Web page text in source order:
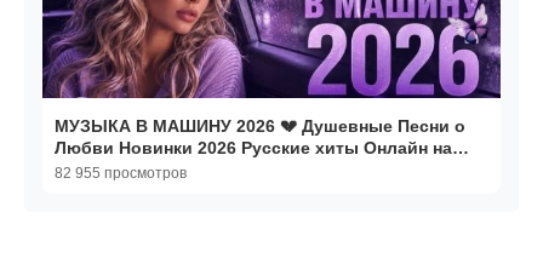
МУЗЫКА В МАШИНУ 2026 💔 Душевные Песни о
Любви Новинки 2026 Русские хиты Онлайн на
RUTUBE в 2026
82 955 просмотров